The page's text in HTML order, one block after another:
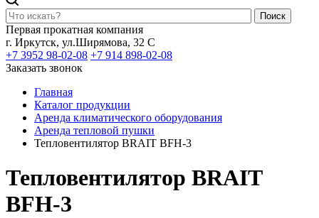
Поиск
Первая прокатная компания
г. Иркутск, ул.Ширямова, 32 С
+7 3952 98-02-08 +7 914 898-02-08
Заказать звонок
Главная
Каталог продукции
Аренда климатического оборудования
Аренда тепловой пушки
Тепловентилятор BRAIT BFH-3
Тепловентилятор BRAIT
BFH-3